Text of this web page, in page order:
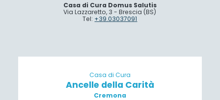
Casa di Cura Domus Salutis
Via Lazzaretto, 3 - Brescia (BS)
Tel: +39.03037091
Casa di Cura
Ancelle della Carità
Cremona